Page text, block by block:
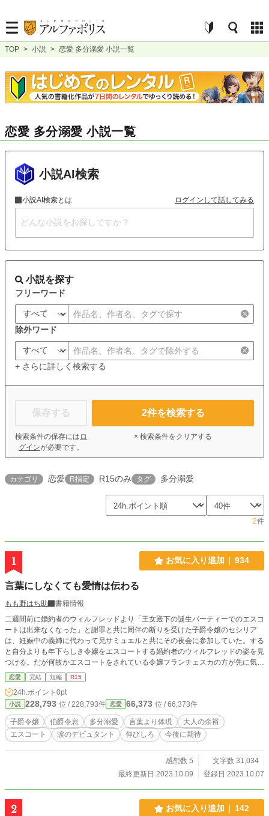
TOP > 小説 > 恋愛 多分溺愛 小説一覧
恋愛 多分溺愛 小説一覧
小説AI検索
小説AI検索とは ログインして話してみる
小説を探す
フリーワード
除外ワード
+ さらに詳しく検索する
保存する
検索条件の保存には ロ
グインが必要です。
2件を検索する
× 検索条件をクリアする
カテゴリ 恋愛 R指定 R15のみ タグ 多分溺愛
2件
1 お気に入り追加 934
言葉にしなくても愛情は伝わる
もも野はち助
書籍情報
二週間前に婚約者のウィルフレッドより「王女殿下の誕生パーティーでのエスコ
ートは出来なくなった」と謝罪と共に同伴の断りを受けた子爵令嬢のセシリア
は、妊娠中の義姉に代わって兄サミュエルと共にその夜会に参加していた。する
と自分よりも年下らしき令嬢をエスコートする婚約者のウィルフレッドの姿を見
つける。だが何故かエスコートをされている令嬢フランチェスカの方が先に気付
き、セシリアに声を掛けてきた。王女と同じく本日デビュタントである彼女は、
従兄でもあるウィルフレッドにエスコートを頼んだそうだ。だがその際、かなり
ウィルフレッドから褒めちぎるような言葉を貰ったらしい。その事から、自分は
ウィルフレッドより好意を抱かれていると、やんわりと主張して来たフランチェ
スカの対応にセシリアが困り始めていると……。 ※全６話（一話6000文字以
内）の短いお話です。
恋愛 完結 短編 R15
24h.ポイント 0pt
小説 228,793 位 / 228,793件 恋愛 66,373 位 / 66,373件
子爵令嬢 伯爵令息 多分溺愛 言葉より体現
大人の余裕
エスコート
涙のデビュタント 伸びしろ 今後に期待
感想数 5
文字数 31,034
最終更新日 2023.10.09
登録日 2023.10.07
2 お気に入り追加 142